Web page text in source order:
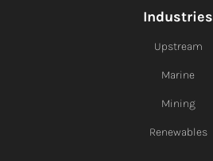
Industries
Upstream
Marine
Mining
Renewables